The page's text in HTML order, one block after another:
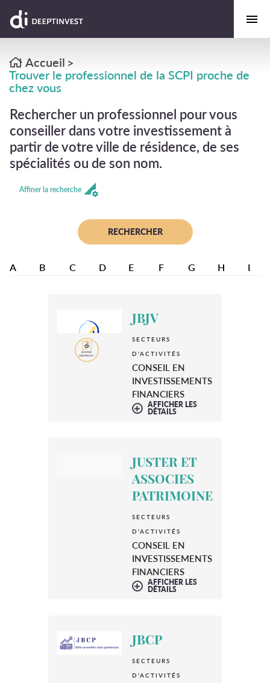
Accueil >
Trouver le professionnel de la SCPI proche de
chez vous
Rechercher un professionnel pour vous
conseiller dans votre investissement à
partir de votre ville de résidence, de ses
spécialités ou de son nom.
Affiner la recherche
A B C D E F G H I
JBJV
SECTEURS
D'ACTIVITÉS
CONSEIL EN
INVESTISSEMENTS
FINANCIERS
AFFICHER LES
DÉTAILS
JUSTER ET
ASSOCIES
PATRIMOINE
SECTEURS
D'ACTIVITÉS
CONSEIL EN
INVESTISSEMENTS
FINANCIERS
AFFICHER LES
DÉTAILS
JBCP
SECTEURS
D'ACTIVITÉS